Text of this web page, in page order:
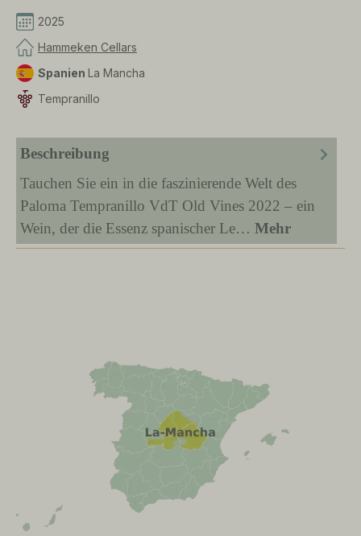
2025
Hammeken Cellars
Spanien La Mancha
Tempranillo
Beschreibung
Tauchen Sie ein in die faszinierende Welt des
Paloma Tempranillo VdT Old Vines 2022 – ein
Wein, der die Essenz spanischer Le… Mehr